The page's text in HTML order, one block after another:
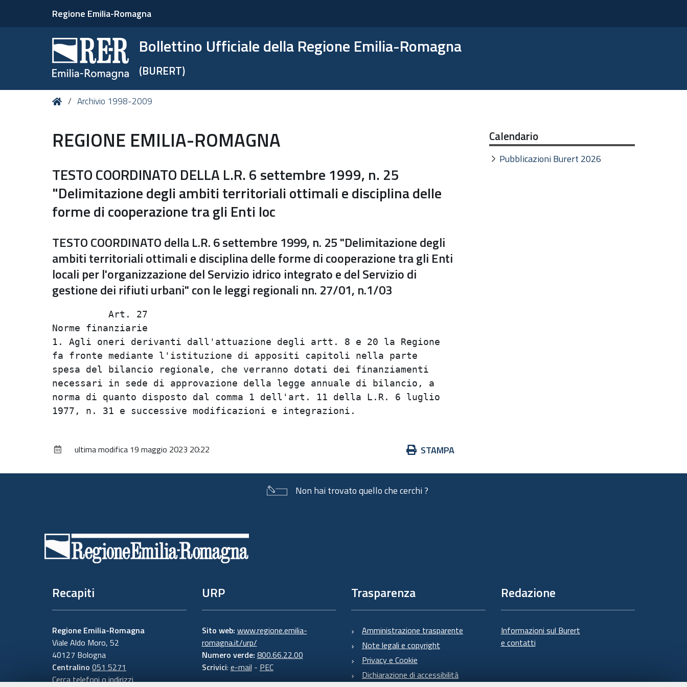
Regione Emilia-Romagna
Bollettino Ufficiale della Regione Emilia-Romagna
(BURERT)
Tu HomeArchivio 1998-2009
REGIONE EMILIA-ROMAGNA
TESTO COORDINATO DELLA L.R. 6 settembre 1999, n. 25
"Delimitazione degli ambiti territoriali ottimali e disciplina delle
forme di cooperazione tra gli Enti loc
TESTO COORDINATO della L.R. 6 settembre 1999, n. 25 "Delimitazione degli
ambiti territoriali ottimali e disciplina delle forme di cooperazione tra gli Enti
locali per l'organizzazione del Servizio idrico integrato e del Servizio di
gestione dei rifiuti urbani" con le leggi regionali nn. 27/01, n.1/03
          Art. 27
Norme finanziarie
1. Agli oneri derivanti dall'attuazione degli artt. 8 e 20 la Regione
fa fronte mediante l'istituzione di appositi capitoli nella parte
spesa del bilancio regionale, che verranno dotati dei finanziamenti
necessari in sede di approvazione della legge annuale di bilancio, a
norma di quanto disposto dal comma 1 dell'art. 11 della L.R. 6 luglio
Azioni
documento
STAMPA
ultima modifica 19 maggio 2023 20:22
Calendario
Pubblicazioni Burert 2026
Non hai trovato quello che cerchi ?
Recapiti
Regione Emilia-Romagna
Viale Aldo Moro, 52
40127 Bologna
Centralino 051 5271
Cerca telefoni o indirizzi
URP
Sito web: www.regione.emilia-
romagna.it/urp/
Numero verde: 800.66.22.00
Scrivici: e-mail - PEC
Trasparenza
Amministrazione trasparente
Note legali e copyright
Privacy e Cookie
Dichiarazione di accessibilità
Redazione
Informazioni sul Burert
e contatti